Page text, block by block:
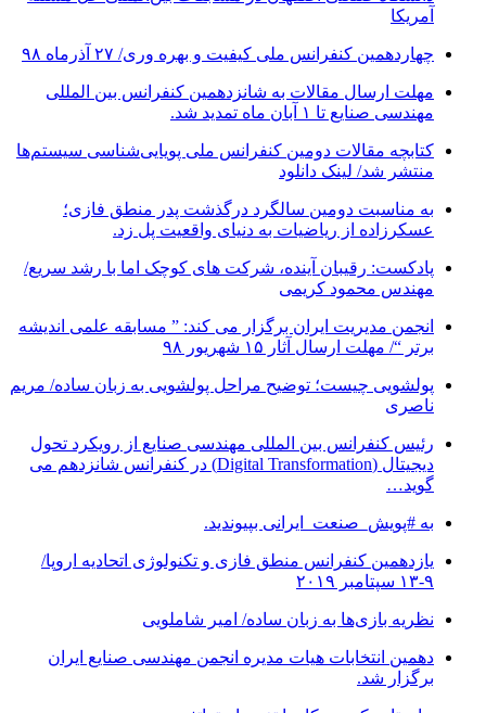
آمریکا
چهاردهمین کنفرانس ملی کیفیت و بهره وری/ ۲۷ آذرماه ۹۸
مهلت ارسال مقالات به شانزدهمین کنفرانس بین المللی
مهندسی صنایع تا ۱ آبان ماه تمدید شد.
کتابچه مقالات دومین کنفرانس ملی پویایی‌شناسی سیستم‌ها
منتشر شد/ لینک دانلود
به مناسبت دومین سالگرد درگذشت پدر منطق فازی؛
عسکرزاده از ریاضیات به دنیای واقعیت پل زد.
پادکست: رقیبان آینده، شرکت های کوچک اما با رشد سریع/
مهندس محمود کریمی
انجمن مدیریت ایران برگزار می کند: ” مسابقه علمی اندیشه
برتر “/ مهلت ارسال آثار ۱۵ شهریور ۹۸
پولشویی چیست؛ توضیح مراحل پولشویی به زبان ساده/ مریم
ناصری
رئیس کنفرانس بین المللی مهندسی صنایع از رویکرد تحول
دیجیتال (Digital Transformation) در کنفرانس شانزدهم می
گوید…
به #پویش_صنعت_ایرانی بپیوندید.
یازدهمین کنفرانس منطق فازی و تکنولوژی اتحادیه اروپا/
۹-۱۳ سپتامبر ۲۰۱۹
نظریه بازی‌ها به زبان ساده/ امیر شاملویی
دهمین انتخابات هیات مدیره انجمن مهندسی صنایع ایران
برگزار شد.